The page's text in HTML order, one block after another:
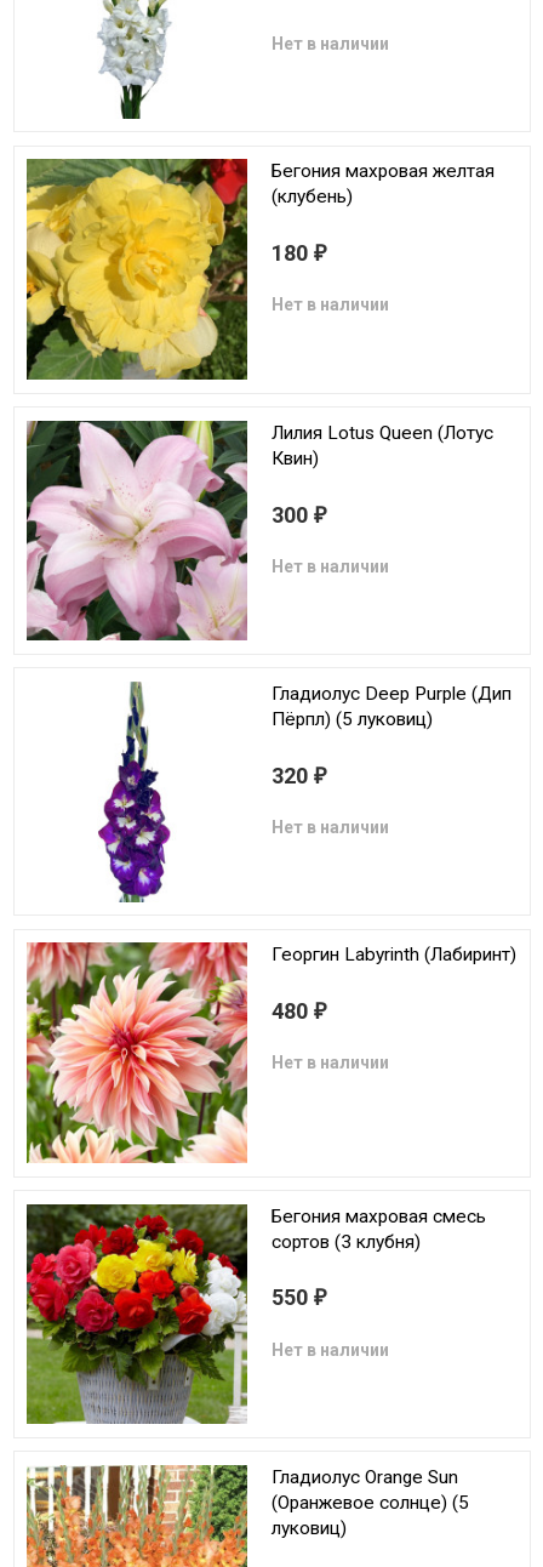
Нет в наличии
Бегония махровая желтая
(клубень)
180 ₽
Нет в наличии
Лилия Lotus Queen (Лотус
Квин)
300 ₽
Нет в наличии
Гладиолус Deep Purple (Дип
Пёрпл) (5 луковиц)
320 ₽
Нет в наличии
Георгин Labyrinth (Лабиринт)
480 ₽
Нет в наличии
Бегония махровая смесь
сортов (3 клубня)
550 ₽
Нет в наличии
Гладиолус Orange Sun
(Оранжевое солнце) (5
луковиц)